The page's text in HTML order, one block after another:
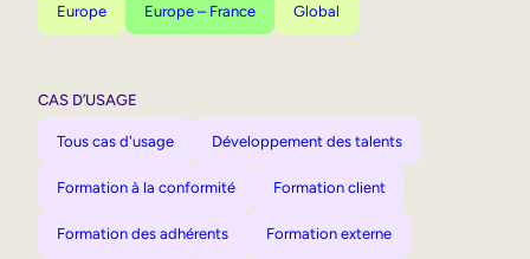
Europe Europe – France Global
CAS D’USAGE
Tous cas d'usage Développement des talents
Formation à la conformité Formation client
Formation des adhérents Formation externe